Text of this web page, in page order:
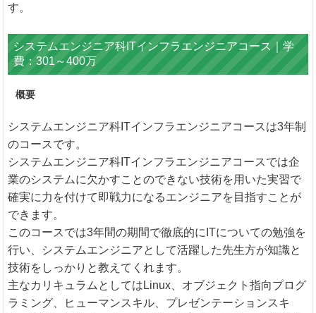
す。
システムエンジニア科ITインフラエンジニアコース｜学
費：301～400万
概要
システムエンジニア科ITインフラエンジニアコースは3年制
のコースです。
システムエンジニア科ITインフラエンジニアコースでは企
業のシステムに欠かすことのできない技術を用いた実習で
確実に力を付けて即戦力になるエンジニアを目指すことが
できます。
このコースでは3年間の期間で徹底的にITについての勉強を
行い、システムエンジニアとして活躍した先生方が知識と
技術をしっかりと教えてくれます。
主なカリキュラムとしてはLinux、オブジェクト指向プログ
ラミング、ヒューマンスキル、プレゼンテーションスキ